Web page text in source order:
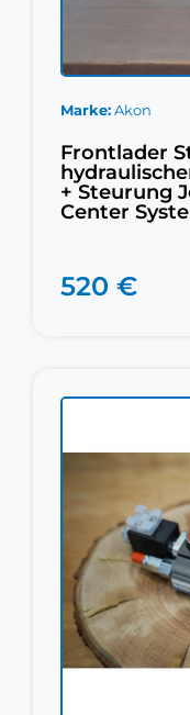
Marke Akon
Frontlader
+ Steurung
Center
520 €